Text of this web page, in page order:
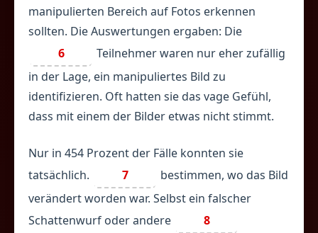
manipulierten Bereich auf Fotos erkennen
sollten. Die Auswertungen ergaben: Die
6
Teilnehmer waren nur eher zufällig
in der Lage, ein manipuliertes Bild zu
identifizieren. Oft hatten sie das vage Gefühl,
dass mit einem der Bilder etwas nicht stimmt.
Nur in 454 Prozent der Fälle konnten sie
tatsächlich.
7
bestimmen, wo das Bild
verändert worden war. Selbst ein falscher
Schattenwurf oder andere
8